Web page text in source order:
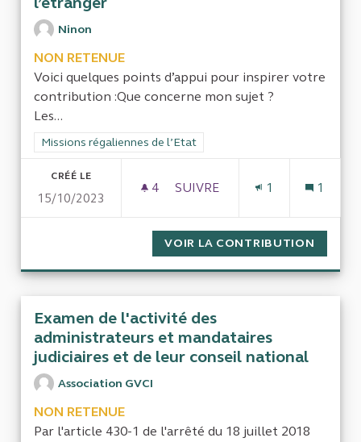
Ninon
NON RETENUE
Voici quelques points d’appui pour inspirer votre
contribution :Que concerne mon sujet ?
Les...
Filtrer les résultats de la catégorie : Missions régaliennes de
Missions régaliennes de l’Etat
CRÉÉ LE
15/10/2023
4 4 ABONNÉS
SUIVRE
1 1
VOIR LA CONTRIBUTION
Examen de l'activité des
administrateurs et mandataires
judiciaires et de leur conseil national
Association GVCI
NON RETENUE
Par l'article 430-1 de l'arrêté du 18 juillet 2018